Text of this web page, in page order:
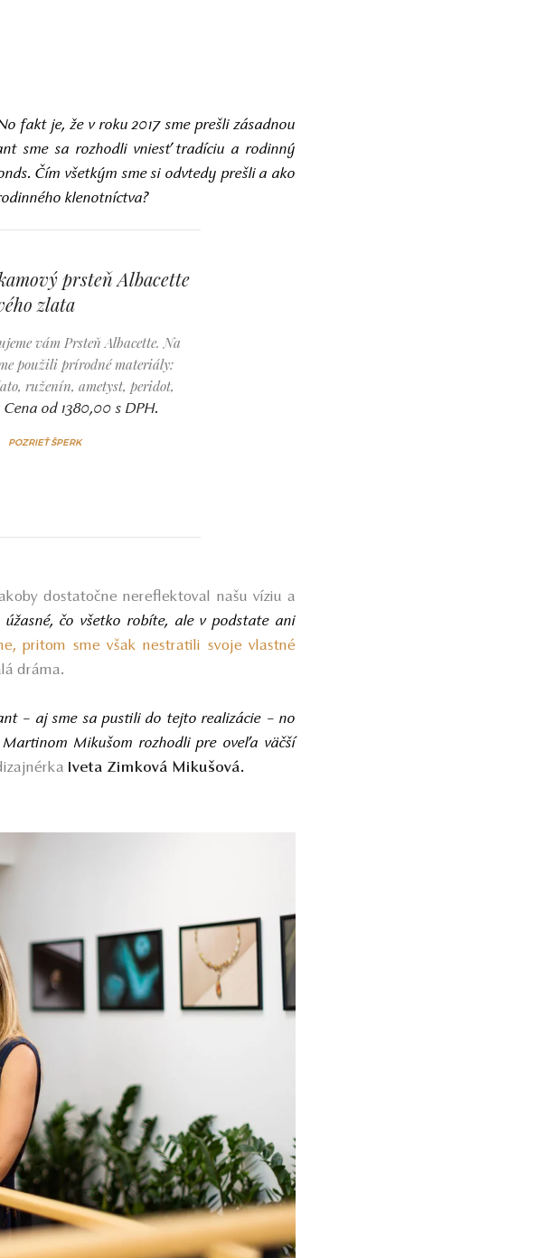
fakt je, že v roku 2017 sme prešli zásadnou
sme sa rozhodli vniesť tradíciu a rodinný
Čím všetkým sme si odvtedy prešli a ako
klenotníctva?
prsteň Albacette
zlata
vám Prsteň Albacette. Na
použili prírodné materiály:
ruženín, ametyst, peridot,
Cena od 1380,00 s DPH.
POZRIEŤ ŠPERK
dostatočne nereflektoval našu víziu a
úžasné, čo všetko robíte, ale v podstate ani
pritom sme však nestratili svoje vlastné
dráma.
– aj sme sa pustili do tejto realizácie – no
Mikušom rozhodli pre oveľa väčší
Iveta Zimková Mikušová.